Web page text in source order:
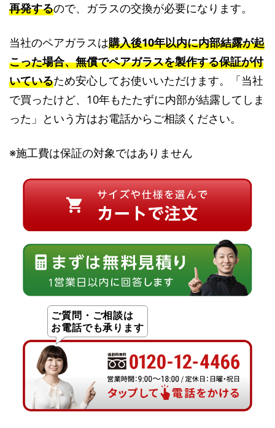
再発するので、ガラスの交換が必要になります。
当社のペアガラスは購入後10年以内に内部結露が起
こった場合、無償でペアガラスを製作する保証が付
いているため安心してお使いいただけます。「当社
で買ったけど、10年もたたずに内部が結露してしま
った」という方はお電話からご相談ください。
※施工費は保証の対象ではありません
ご質問・ご相談は
お電話でも承ります